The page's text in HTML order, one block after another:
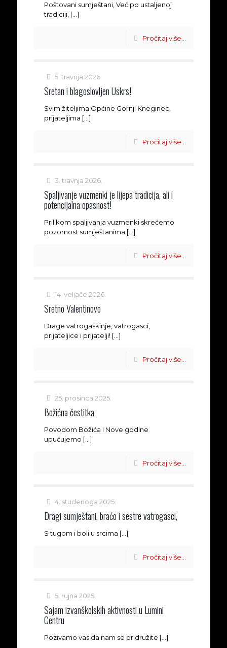
Poštovani sumještani, Već po ustaljenoj
tradiciji, […]
Pročitaj više...
5. travnja 2026.
Sretan i blagoslovljen Uskrs!
Svim žiteljima Općine Gornji Kneginec,
prijateljima […]
Pročitaj više...
3. travnja 2026.
Spaljivanje vuzmenki je lijepa tradicija, ali i
potencijalna opasnost!
Prilikom spaljivanja vuzmenki skrećemo
pozornost sumještanima […]
Pročitaj više...
14. veljače 2026.
Sretno Valentinovo
Drage vatrogaskinje, vatrogasci,
prijateljice i prijatelji! […]
Pročitaj više...
25. prosinca 2025.
Božićna čestitka
Povodom Božića i Nove godine
upućujemo […]
Pročitaj više...
4. studenoga 2025.
Dragi sumještani, braćo i sestre vatrogasci,
S tugom i boli u srcima […]
Pročitaj više...
5. rujna 2025.
Sajam izvanškolskih aktivnosti u Lumini
Centru
Pozivamo vas da nam se pridružite […]